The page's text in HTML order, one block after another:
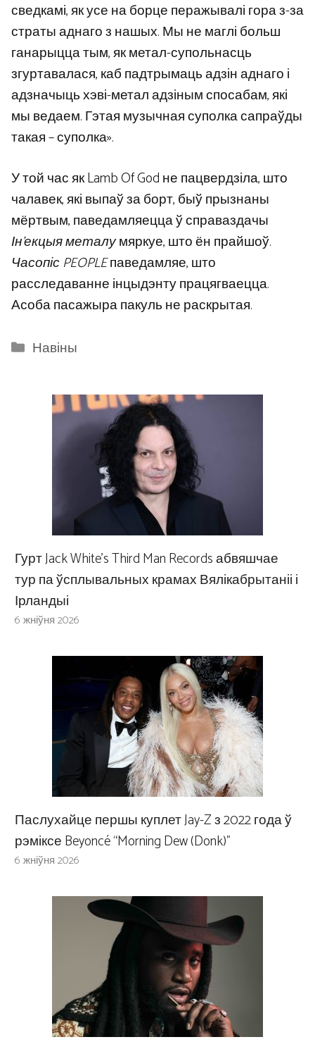
сведкамі, як усе на борце перажывалі гора з-за
страты аднаго з нашых. Мы не маглі больш
ганарыцца тым, як метал-супольнасць
згуртавалася, каб падтрымаць адзін аднаго і
адзначыць хэві-метал адзіным спосабам, які
мы ведаем. Гэтая музычная суполка сапраўды
такая – суполка».
У той час як Lamb Of God не пацвердзіла, што
чалавек, які выпаў за борт, быў прызнаны
мёртвым, паведамляецца ў справаздачы
Ін’екцыя металумяркуе, што ён прайшоў.
Часопіс PEOPLEпаведамляе, што
расследаванне інцыдэнту працягваецца.
Асоба пасажыра пакуль не раскрытая.
Categories
Навіны
Гурт Jack White’s Third Man Records абвяшчае
тур па ўсплывальных крамах Вялікабрытаніі і
Ірландыі
6 жніўня 2026
Паслухайце першы куплет Jay-Z з 2022 года ў
рэміксе Beyoncé “Morning Dew (Donk)”
6 жніўня 2026